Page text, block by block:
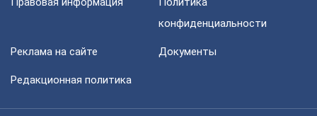
конфиденциальности
Реклама на сайте Документы
Редакционная политика